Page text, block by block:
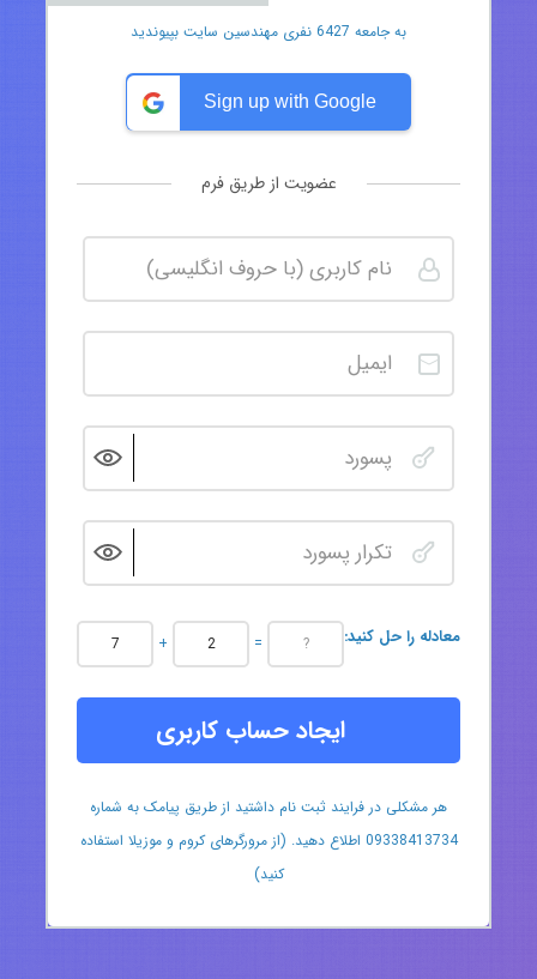
به جامعه 6427 نفری مهندسین سایت بپیوندید
Sign up with Google
عضویت از طریق فرم
:معادله را حل کنید + =
ایجاد حساب کاربری
هر مشکلی در فرایند ثبت نام داشتید از طریق پیامک به شماره
09338413734 اطلاع دهید. (از مرورگرهای کروم و موزیلا استفاده
کنید)